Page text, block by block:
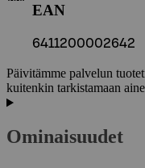
EAN
6411200002642
Päivitämme palvelun
kuitenkin tarkistamaan
Ominaisuudet